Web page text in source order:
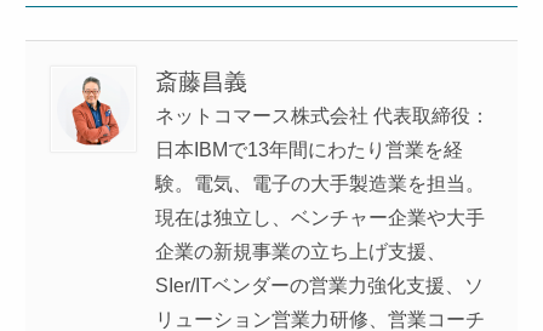
斎藤昌義
ネットコマース株式会社 代表取締役：
日本IBMで13年間にわたり営業を経
験。電気、電子の大手製造業を担当。
現在は独立し、ベンチャー企業や大手
企業の新規事業の立ち上げ支援、
SIer/ITベンダーの営業力強化支援、ソ
リューション営業力研修、営業コーチ